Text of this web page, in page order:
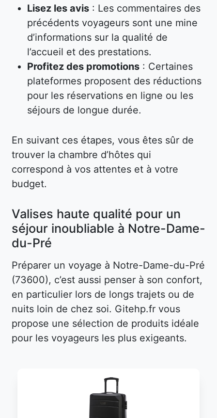
Lisez les avis : Les commentaires des
précédents voyageurs sont une mine
d’informations sur la qualité de
l’accueil et des prestations.
Profitez des promotions : Certaines
plateformes proposent des réductions
pour les réservations en ligne ou les
séjours de longue durée.
En suivant ces étapes, vous êtes sûr de
trouver la chambre d’hôtes qui
correspond à vos attentes et à votre
budget.
Valises haute qualité pour un
séjour inoubliable à Notre-Dame-
du-Pré
Préparer un voyage à Notre-Dame-du-Pré
(73600), c’est aussi penser à son confort,
en particulier lors de longs trajets ou de
nuits loin de chez soi. Gitehp.fr vous
propose une sélection de produits idéale
pour les voyageurs les plus exigeants.